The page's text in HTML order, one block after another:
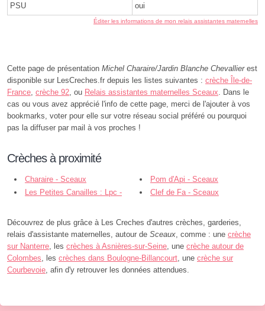
PSU oui
Éditer les informations de mon relais assistantes maternelles
Cette page de présentation Michel Charaire/Jardin Blanche Chevallierest
disponible sur LesCreches.fr depuis les listes suivantes : crèche Île-de-
France, crèche 92, ou Relais assistantes maternelles Sceaux. Dans le
cas ou vous avez apprécié l'info de cette page, merci de l'ajouter à vos
bookmarks, voter pour elle sur votre réseau social préféré ou pourquoi
pas la diffuser par mail à vos proches !
Crèches à proximité
Charaire - Sceaux
Pom d'Api - Sceaux
Les Petites Canailles : Lpc -
Clef de Fa - Sceaux
Découvrez de plus grâce à Les Creches d'autres crèches, garderies,
relais d'assistante maternelles, autour de Sceaux, comme : une crèche
sur Nanterre, les crèches à Asnières-sur-Seine, une crèche autour de
Colombes, les crèches dans Boulogne-Billancourt, une crèche sur
Courbevoie, afin d'y retrouver les données attendues.